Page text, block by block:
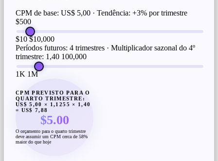
CPM de base: US$ 5,00 · Tendência: +3% por trimestre
$500
$10 $10,000
Períodos futuros: 4 trimestres · Multiplicador sazonal do 4º
trimestre: 1,40 100,000
1K 1M
CPM PREVISTO PARA O
QUARTO TRIMESTRE:
US$ 5,00 × 1,1255 × 1,40
= US$ 7,88
$5.00
O orçamento para o quarto trimestre
deve assumir um CPM cerca de 58%
maior do que hoje